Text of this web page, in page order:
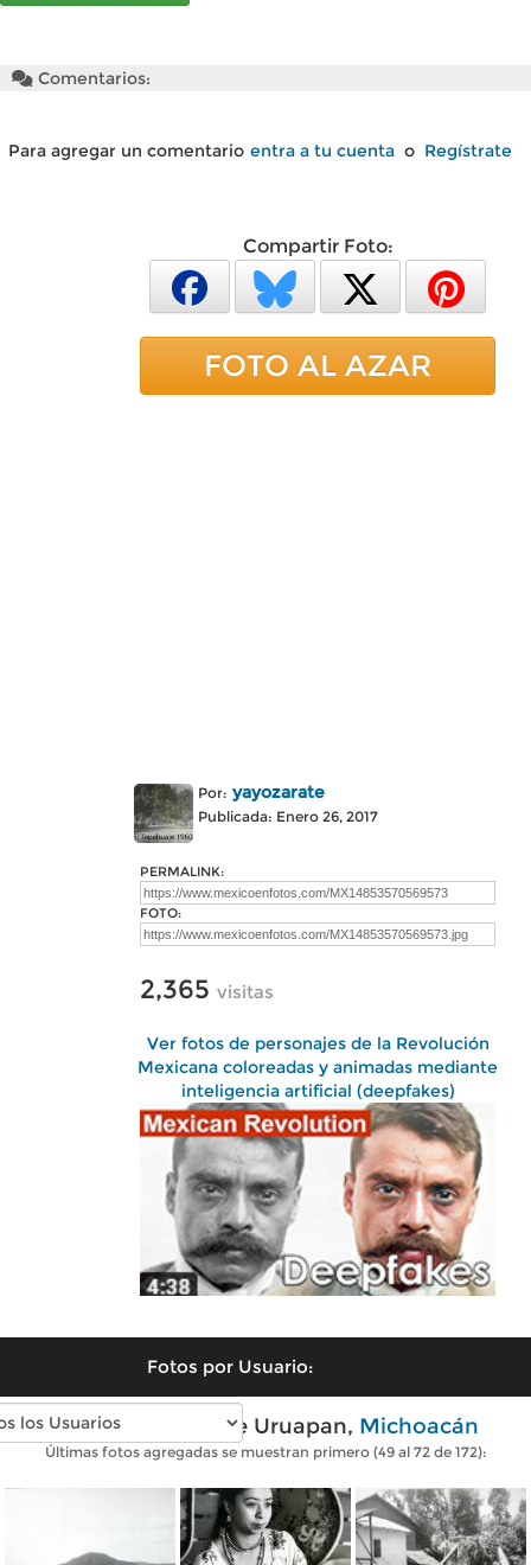
Comentarios:
Para agregar un comentario entra a tu cuenta o Regístrate
Compartir Foto:
FOTO AL AZAR
Por: yayozarate
Publicada: Enero 26, 2017
PERMALINK:
FOTO:
2,365 visitas
Ver fotos de personajes de la Revolución
Mexicana coloreadas y animadas mediante
inteligencia artificial (deepfakes)
Fotos por Usuario:
Fotos antiguas de Uruapan, Michoacán
Últimas fotos agregadas se muestran primero (49 al 72 de 172):